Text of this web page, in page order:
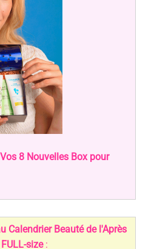
Vos 8 Nouvelles Box pour
Calendrier Beauté de l'Après
size: